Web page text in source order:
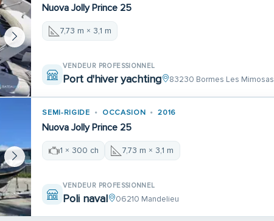
Nuova Jolly Prince 25
7,73 m × 3,1 m
VENDEUR PROFESSIONNEL
Port d'hiver yachting 83230 Bormes Les Mimosas
SEMI-RIGIDE OCCASION 2016
Nuova Jolly Prince 25
1 × 300 ch 7,73 m × 3,1 m
VENDEUR PROFESSIONNEL
Poli naval 06210 Mandelieu